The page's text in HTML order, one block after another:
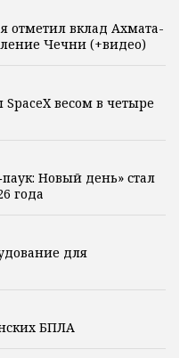
отметил вклад Ахмата-
Чечни (+видео)
SpaceX весом в четыре
Новый день» стал
года
для
БПЛА